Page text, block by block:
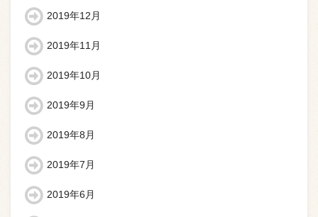
2019年12月
2019年11月
2019年10月
2019年9月
2019年8月
2019年7月
2019年6月